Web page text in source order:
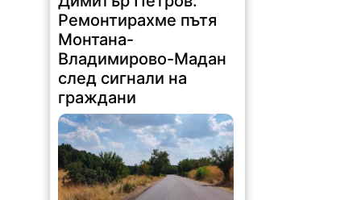
Ремонтирахме пътя
Монтана-
Владимирово-Мадан
след сигнали на
граждани